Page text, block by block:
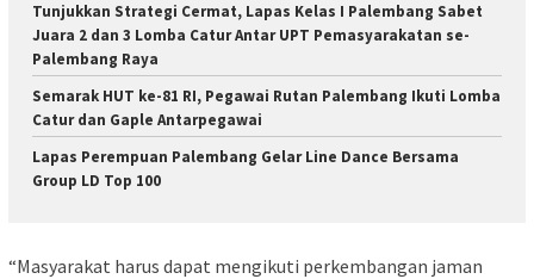
Tunjukkan Strategi Cermat, Lapas Kelas I Palembang Sabet
Juara 2 dan 3 Lomba Catur Antar UPT Pemasyarakatan se-
Palembang Raya
Semarak HUT ke-81 RI, Pegawai Rutan Palembang Ikuti Lomba
Catur dan Gaple Antarpegawai
Lapas Perempuan Palembang Gelar Line Dance Bersama
Group LD Top 100
“Masyarakat harus dapat mengikuti perkembangan jaman